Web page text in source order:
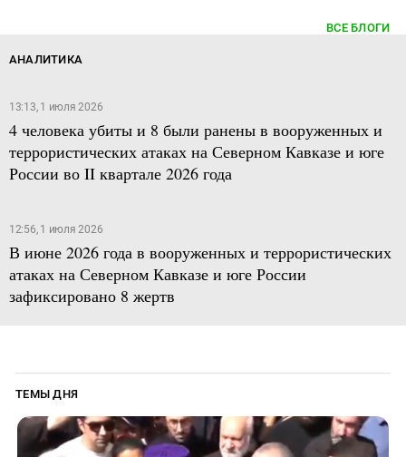
ВСЕ БЛОГИ
АНАЛИТИКА
13:13, 1 июля 2026
4 человека убиты и 8 были ранены в вооруженных и
террористических атаках на Северном Кавказе и юге
России во II квартале 2026 года
12:56, 1 июля 2026
В июне 2026 года в вооруженных и террористических
атаках на Северном Кавказе и юге России
зафиксировано 8 жертв
ТЕМЫ ДНЯ